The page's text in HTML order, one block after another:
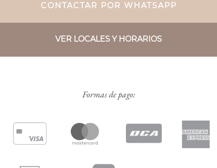
CONTACTAR POR WHATSAPP
VER LOCALES Y HORARIOS
Formas de pago: